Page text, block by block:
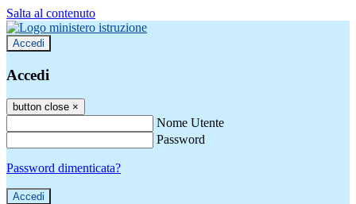
Salta al contenuto
Accedi
Accedi
button close ×
Nome Utente
Password
Password dimenticata?